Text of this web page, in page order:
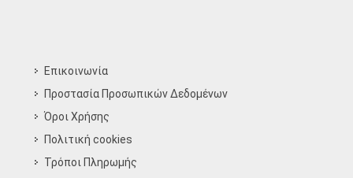
Επικοινωνία
Προστασία Προσωπικών Δεδομένων
Όροι Χρήσης
Πολιτική cookies
Τρόποι Πληρωμής